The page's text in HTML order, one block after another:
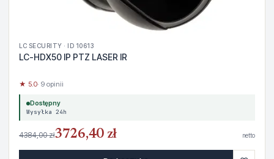
LC SECURITY · ID 10613
LC-HDX50 IP PTZ LASER IR
★ 5.0· 9 opinii
Dostępny
Wysyłka 24h
4384,00 zł3726,40 zł netto